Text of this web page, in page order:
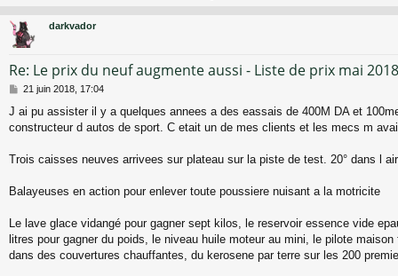
darkvador
Re: Le prix du neuf augmente aussi - Liste de prix mai 2018
M
s
s
g
21 juin 2018, 17:04
J ai pu assister il y a quelques annees a des eassais de 400M DA et
constructeur d autos de sport. C etait un de mes clients et les mecs m
Trois caisses neuves arrivees sur plateau sur la piste de test. 20° dans l
Balayeuses en action pour enlever toute poussiere nuisant a la motricite
Le lave glace vidangé pour gagner sept kilos, le reservoir essence vide
litres pour gagner du poids, le niveau huile moteur au mini, le pilote
dans des couvertures chauffantes, du kerosene par terre sur les 200